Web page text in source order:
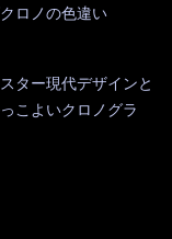
ロノの色違い
ター現代デザインと
こよいクロノグラ